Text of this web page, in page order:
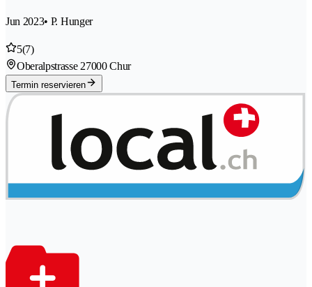
Jun 2023• P. Hunger
5(7)
Oberalpstrasse 27000 Chur
Termin reservieren